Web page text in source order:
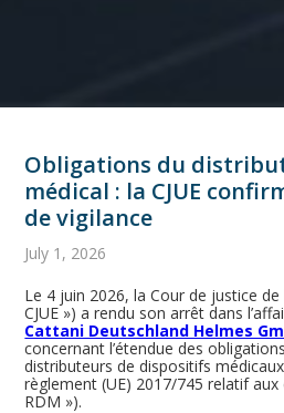
Obligations du
médical : la CJUE
de vigilance
July 1, 2026
Le 4 juin 2026, la Cour de justice de
CJUE ») a rendu son arrêt dans
Cattani Deutschland Helmes
concernant l’étendue des
distributeurs de dispositifs
règlement (UE) 2017/745 relatif
RDM »).